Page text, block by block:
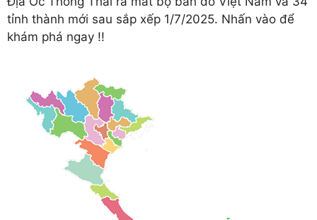
tỉnh thành mới sau sắp xếp 1/7/2025. Nhấn vào để
khám phá ngay !!